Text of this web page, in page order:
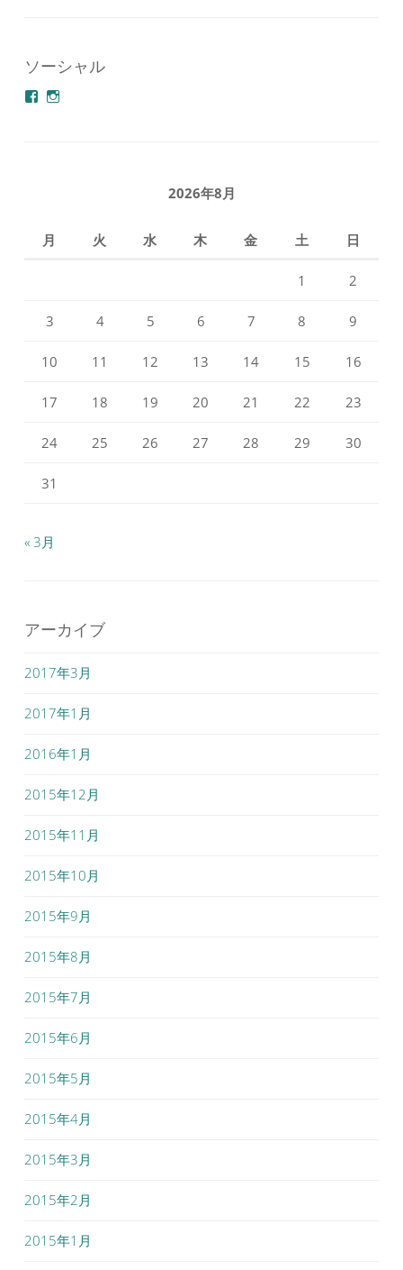
ソーシャル
azuminonoie
を
derakoubou
2026年8月
月 火 水 木 金 土 日
1 2
3 4 5 6 7 8 9
10 11 12 13 14 15 16
17 18 19 20 21 22 23
24 25 26 27 28 29 30
31
« 3月
アーカイブ
2017年3月
2017年1月
2016年1月
2015年12月
2015年11月
2015年10月
2015年9月
2015年8月
2015年7月
2015年6月
2015年5月
2015年4月
2015年3月
2015年2月
2015年1月